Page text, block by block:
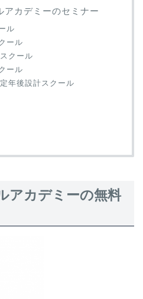
アカデミーのセミナー
ル
ール
クール
ール
年後設計スクール
アカデミーの無料